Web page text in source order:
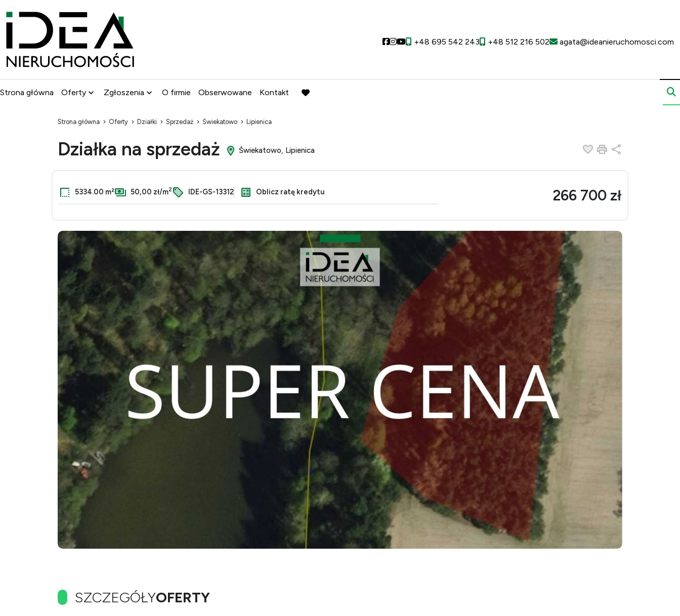
Social link
Social link
Social link
+48 695 542 243 +48 512 216 502 agata@ideanieruchomosci.com
Strona główna Oferty Zgłoszenia O firmie Obserwowane Kontakt
favorite
Strona główna Oferty Działki Sprzedaż Świekatowo Lipienica
Działka na sprzedaż Świekatowo, Lipienica Dodaj do ulubionych
Drukuj
5334.00 m² 50,00 zł/m2 IDE-GS-13312 Oblicz ratę kredytu 266 700 zł
SZCZEGÓŁYOFERTY